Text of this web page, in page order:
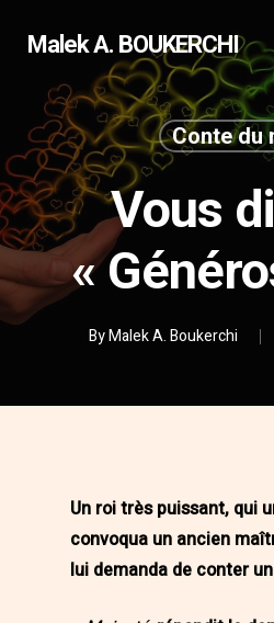
Malek A. BOUKERCHI
Conte du
Vous
«
ByMalek A. Boukerchi
Un roi très puissant, qui
convoqua un ancien
lui demanda de conter